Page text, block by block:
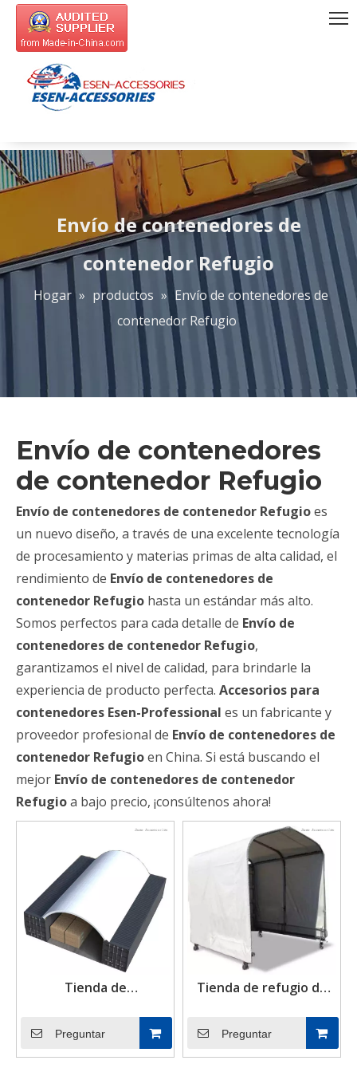
Envío de contenedores de
contenedor Refugio
Hogar » productos » Envío de contenedores de
contenedor Refugio
Envío de contenedores
de contenedor Refugio
Envío de contenedores de contenedor Refugioes
un nuevo diseño, a través de una excelente tecnología
de procesamiento y materias primas de alta calidad, el
rendimiento de Envío de contenedores de
contenedor Refugio hasta un estándar más alto.
Somos perfectos para cada detalle de Envío de
contenedores de contenedor Refugio,
garantizamos el nivel de calidad, para brindarle la
experiencia de producto perfecta. Accesorios para
contenedores Esen-Professional es un fabricante y
proveedor profesional de Envío de contenedores de
contenedor Refugioen China. Si está buscando el
mejor Envío de contenedores de contenedor
Refugioa bajo precio, ¡consúltenos ahora!
Tienda de
almacenamiento de
refugio para el
contenedor de envío
Preguntar
Tienda de refugio de
tormentas con dosel de
recipiente de acero de
alta calidad+PVC con
Preguntar